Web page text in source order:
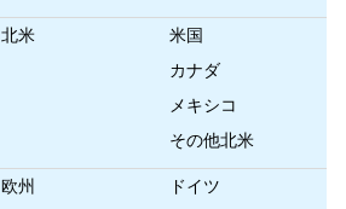
北米
米国
カナダ
メキシコ
その他北米
欧州
ドイツ